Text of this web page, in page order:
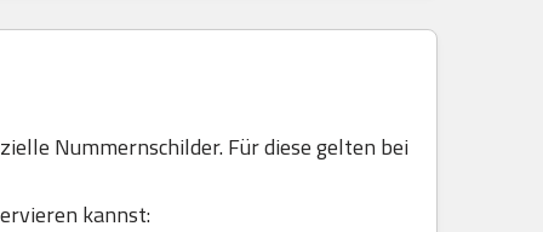
Nummernschilder. Für diese gelten bei
kannst: